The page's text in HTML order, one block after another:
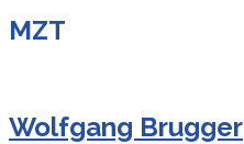
MZT
Wolfgang Brugger